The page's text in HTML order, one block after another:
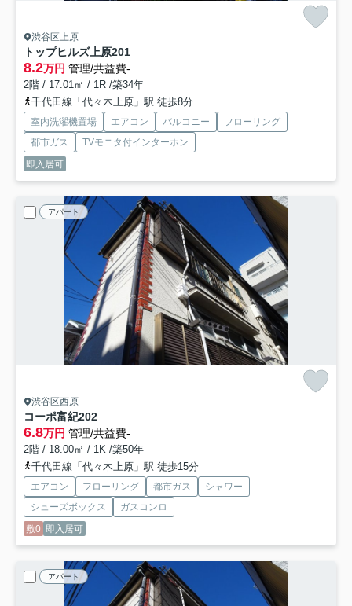
渋谷区上原
トップヒルズ上原201
8.2万円 管理/共益費-
2階 / 17.01㎡ / 1R /築34年
千代田線「代々木上原」駅 徒歩8分
室内洗濯機置場 エアコン バルコニー
フローリング
都市ガス
TVモニタ付インターホン
即入居可
アパート
渋谷区西原
コーポ富紀202
6.8万円 管理/共益費-
2階 / 18.00㎡ / 1K /築50年
千代田線「代々木上原」駅 徒歩15分
エアコン フローリング 都市ガス
シャワー
シューズボックス
ガスコンロ
敷0 即入居可
アパート